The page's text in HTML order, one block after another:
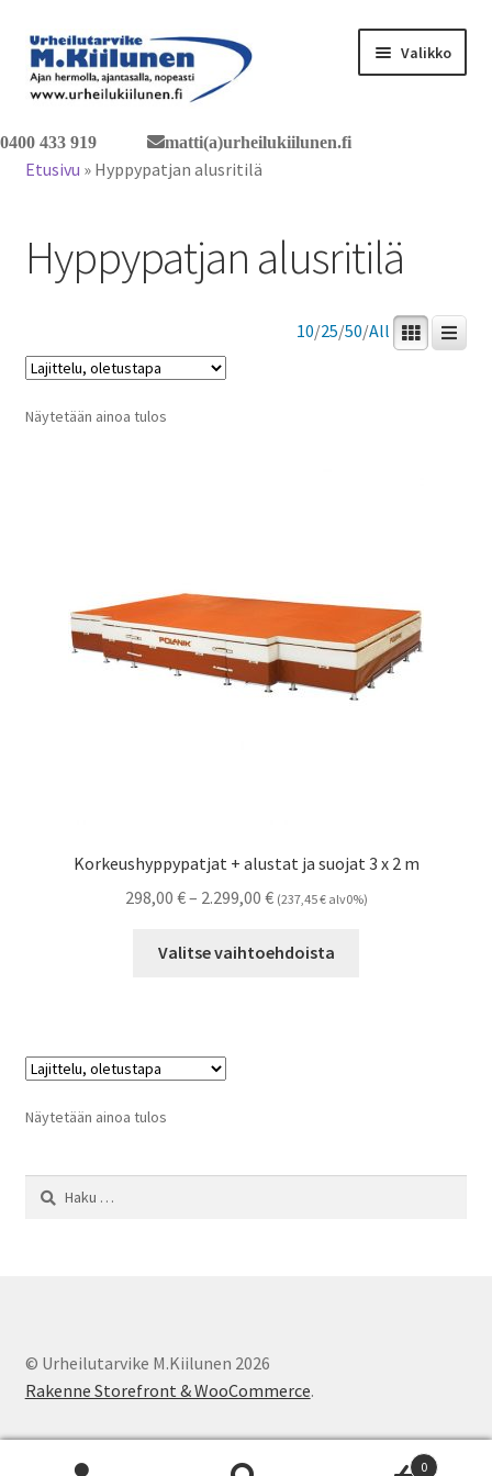
0400 433 919 matti(a)urheilukiilunen.fi
Siirry
navigointiin
Siirry
sisältöön
Valikko
Tervetuloa verkkokauppaan
Yhteystiedot
Etusivu » Hyppypatjan alusritilä
Hyppypatjan alusritilä
10/25/50/All
Näytetään ainoa tulos
Korkeushyppypatjat + alustat ja suojat 3 x 2 m
298,00 €– 2.299,00 €Hintaluokka:
-
(237,45€alv0%)
Valitse vaihtoehdoista
Näytetään ainoa tulos
Haku:
© Urheilutarvike M.Kiilunen 2026
Rakenne Storefront & WooCommerce.
0